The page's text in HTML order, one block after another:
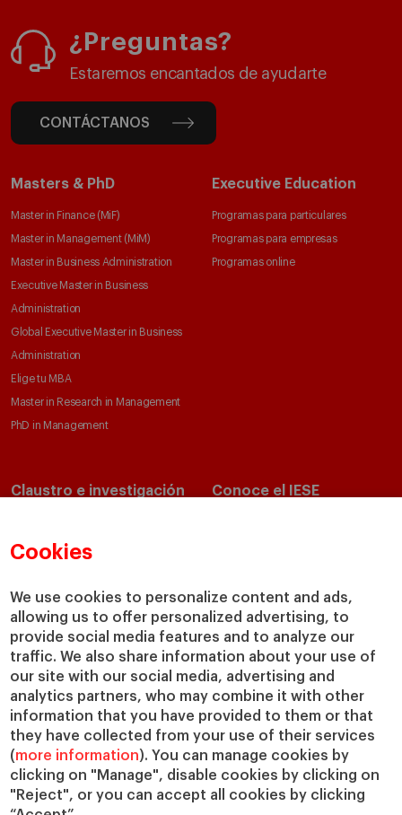
Cookies
We use cookies to personalize content and ads,
allowing us to offer personalized advertising, to
provide social media features and to analyze our
traffic. We also share information about your use of
our site with our social media, advertising and
analytics partners, who may combine it with other
information that you have provided to them or that
they have collected from your use of their services
(more information). You can manage cookies by
clicking on "Manage", disable cookies by clicking on
"Reject", or you can accept all cookies by clicking
¿Preguntas?
Estaremos encantados de ayudarte
CONTÁCTANOS
Masters & PhD
Master in Finance (MiF)
Master in Management (MiM)
Master in Business Administration
Executive Master in Business
Administration
Global Executive Master in Business
Administration
Elige tu MBA
Master in Research in Management
PhD in Management
Executive Education
Programas para particulares
Programas para empresas
Programas online
Claustro e investigación
Departamentos académicos
Cátedras
IESE Insight
IESE Publishing
Conoce el IESE
Nuestro impacto
Colabora con el IESE
Servicios
Biblioteca
Canal de Compliance
Capellanía
IESE Shop
Jobs @IESE
Préstamos y becas